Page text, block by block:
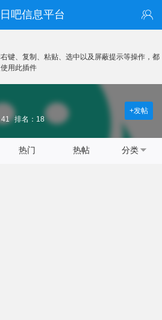
吧信息平台
键、复制、粘贴、选中以及屏蔽提示等操作，都
用此插件
41 排名：18
+发帖
热门 热帖 分类